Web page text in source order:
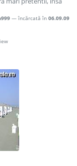
— încărcată în 06.09.09